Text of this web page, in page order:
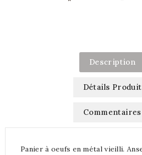
Description
Détails Produit
Commentaires
Panier à oeufs en métal vieilli.